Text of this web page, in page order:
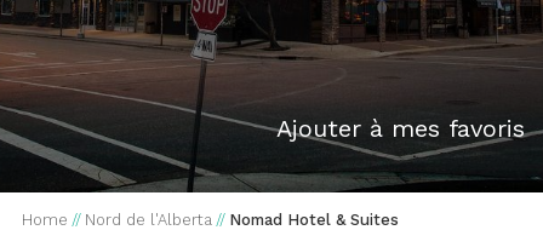
Ajouter à mes favoris
Home // Nord de l'Alberta // Nomad Hotel & Suites